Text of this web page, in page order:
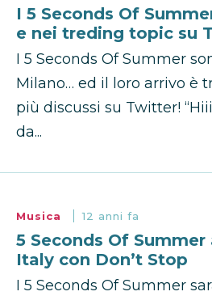
I 5 Seconds Of
e nei treding topic su
I 5 Seconds Of Summer
Milano… ed il loro arrivo è
più discussi su Twitter!
da...
Musica 12 anni fa
5 Seconds Of
Italy con Don’t Stop
I 5 Seconds Of Summer